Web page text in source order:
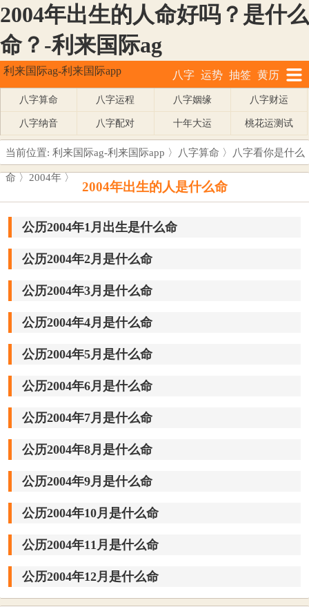
2004年出生的人命好吗？是什么
命？-利来国际ag
利来国际ag-利来国际app 八字 运势 抽签 黄历
八字算命 八字运程 八字姻缘 八字财运
八字纳音 八字配对 十年大运 桃花运测试
当前位置: 利来国际ag-利来国际app 〉 八字算命 〉 八字看你是什么
命 〉 2004年 〉
2004年出生的人是什么命
公历2004年1月出生是什么命
公历2004年2月是什么命
公历2004年3月是什么命
公历2004年4月是什么命
公历2004年5月是什么命
公历2004年6月是什么命
公历2004年7月是什么命
公历2004年8月是什么命
公历2004年9月是什么命
公历2004年10月是什么命
公历2004年11月是什么命
公历2004年12月是什么命